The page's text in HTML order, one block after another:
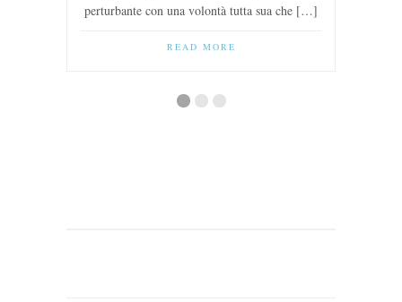
perturbante con una volontà tutta sua che […]
READ MORE